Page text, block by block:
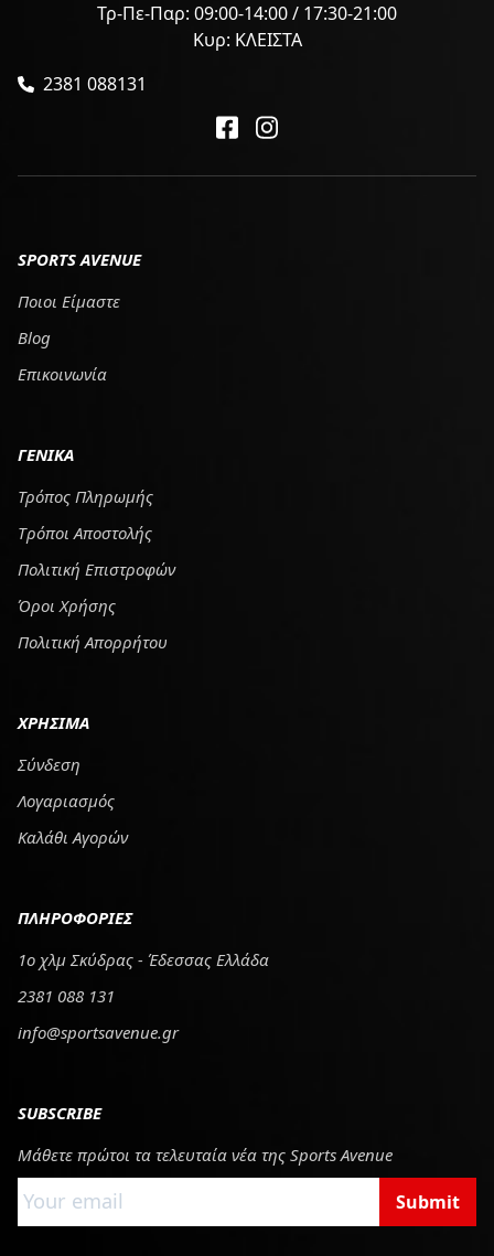
Τρ-Πε-Παρ: 09:00-14:00 / 17:30-21:00
Κυρ: ΚΛΕΙΣΤΑ
2381 088131
SPORTS AVENUE
Ποιοι Είμαστε
Blog
Επικοινωνία
ΓΕΝΙΚΑ
Τρόπος Πληρωμής
Tρόποι Αποστολής
Πολιτική Επιστροφών
Όροι Χρήσης
Πολιτική Απορρήτου
ΧΡΗΣΙΜΑ
Σύνδεση
Λογαριασμός
Καλάθι Αγορών
ΠΛΗΡΟΦΟΡΙΕΣ
1ο χλμ Σκύδρας - Έδεσσας Ελλάδα
2381 088 131
info@sportsavenue.gr
SUBSCRIBE
Μάθετε πρώτοι τα τελευταία νέα της Sports Avenue
Submit